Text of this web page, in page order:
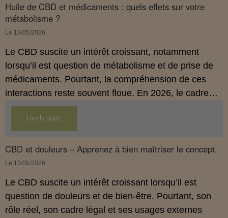
Huile de CBD et médicaments : quels effets sur votre
métabolisme ?
Le 13/05/2026
Le CBD suscite un intérêt croissant, notamment
lorsqu’il est question de métabolisme et de prise de
médicaments. Pourtant, la compréhension de ces
interactions reste souvent floue. En 2026, le cadre
légal français impose des règles strictes : seuls les
usages externes du CBD sont autorisés. Cet article
propose une mise au point claire et accessible pour
comprendre comment le CBD s’inscrit dans une
démarche de prévention, sans ingestion et sans
Lire la suite
CBD et douleurs – Apprenez à bien maîtriser le concept.
Le 13/05/2026
Le CBD suscite un intérêt croissant lorsqu’il est
question de douleurs et de bien‑être. Pourtant, son
rôle réel, son cadre légal et ses usages externes